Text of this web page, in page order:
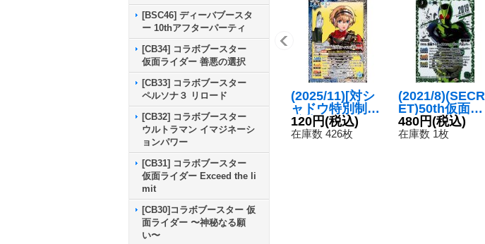
[BSC46] ディーバブースタ
ー 10thアフターパーティ
[CB34] コラボブースター
仮面ライダー 善悪の選択
[CB33] コラボブースター
ペルソナ３ リロード
[CB32] コラボブースター
ウルトラマン イマジネーシ
ョンパワー
[CB31] コラボブースター
仮面ライダー Exceed the li
mit
[CB30]コラボブースター 仮
面ライダー 〜神秘なる願
い〜
(2025/11)[対シ
ャドウ特別制圧
兵装]アイギス
[重装ver.]【R】
120円(税込)
在庫数 426枚
(2021/8)(SECR
ET)50th仮面ラ
イダーゼロワン
ライジングホッ
480円(税込)
在庫数 1枚